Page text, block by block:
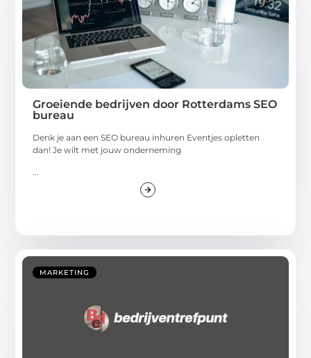
Groeiende bedrijven door Rotterdams SEO
bureau
Denk je aan een SEO bureau inhuren Eventjes opletten
dan! Je wilt met jouw onderneming
...
MARKETING